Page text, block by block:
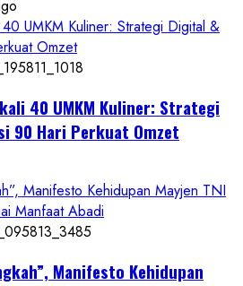
UMKM Kuliner: Strategi Digital &
Omzet
40 UMKM Kuliner: Strategi
90 Hari Perkuat Omzet
Manifesto Kehidupan Mayjen TNI
Manfaat Abadi
Manifesto Kehidupan